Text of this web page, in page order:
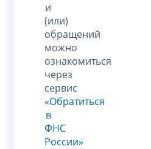
и
(или)
обращений
можно
ознакомиться
через
сервис
«Обратиться
в
ФНС
России»